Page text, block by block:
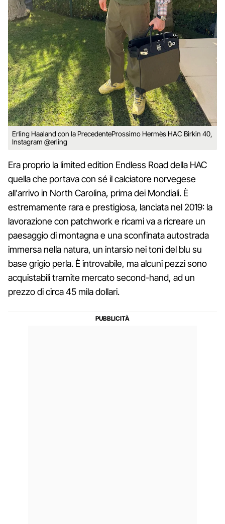
Erling Haaland con la PrecedenteProssimo Hermès HAC Birkin 40,
Instagram @erling
Era proprio la limited edition Endless Road della HAC
quella che portava con sé il calciatore norvegese
all'arrivo in North Carolina, prima dei Mondiali. È
estremamente rara e prestigiosa, lanciata nel 2019: la
lavorazione con patchwork e ricami va a ricreare un
paesaggio di montagna e una sconfinata autostrada
immersa nella natura, un intarsio nei toni del blu su
base grigio perla. È introvabile, ma alcuni pezzi sono
acquistabili tramite mercato second-hand, ad un
prezzo di circa 45 mila dollari.